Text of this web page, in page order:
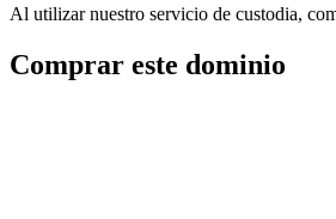
Al utilizar nuestro servicio de custodia,
Comprar este dominio